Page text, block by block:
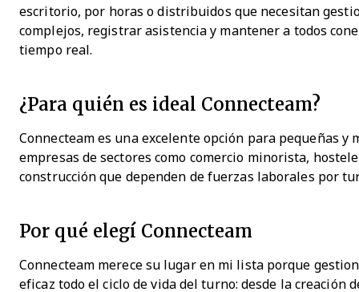
escritorio, por horas o distribuidos que necesitan
complejos, registrar asistencia y mantener a todos
tiempo real.
¿Para quién es ideal Connecteam?
Connecteam es una excelente opción para pequeñas y
empresas de sectores como comercio minorista,
construcción que dependen de fuerzas laborales por
Por qué elegí Connecteam
Connecteam merece su lugar en mi lista porque
eficaz todo el ciclo de vida del turno: desde la creación